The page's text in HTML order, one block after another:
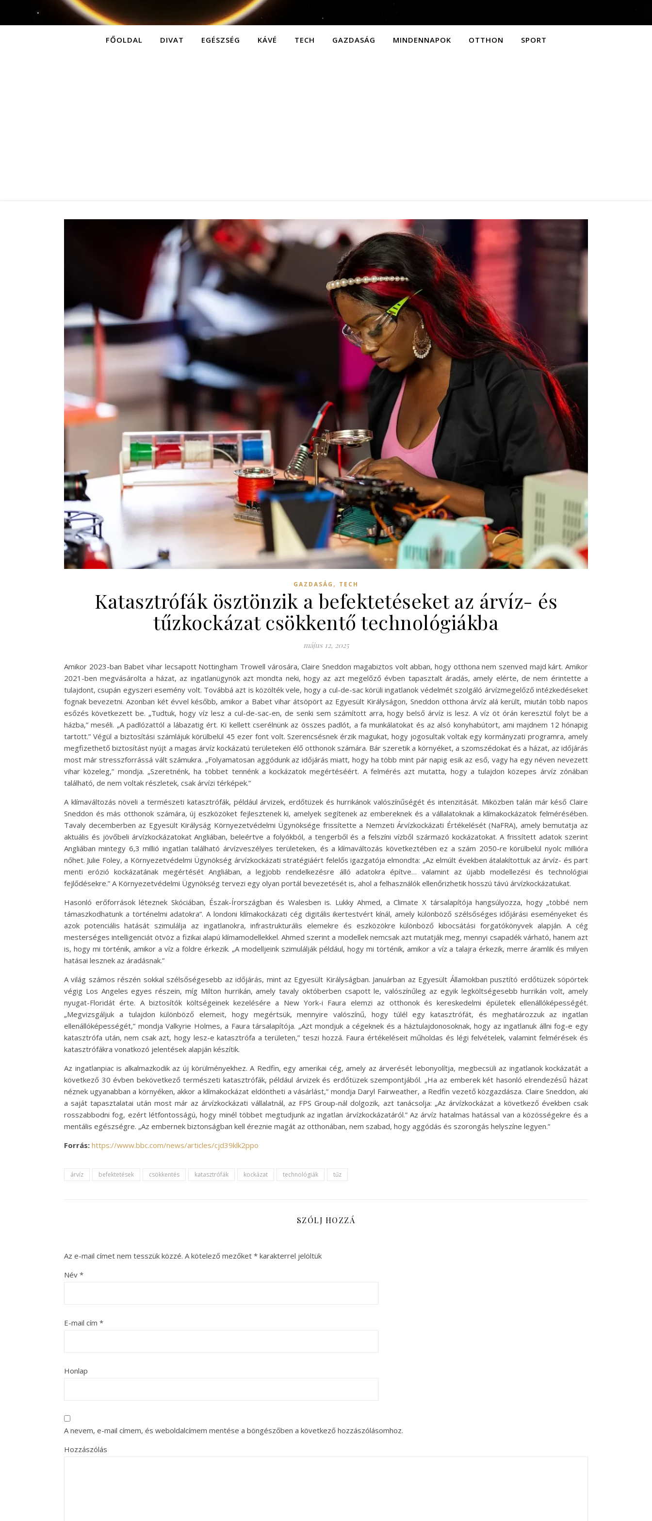
FŐOLDAL DIVAT EGÉSZSÉG KÁVÉ TECH GAZDASÁG MINDENNAPOK OTTHON SPORT
GAZDASÁG , TECH
Katasztrófák ösztönzik a befektetéseket az árvíz- és
tűzkockázat csökkentő technológiákba
május 12, 2025
Amikor 2023-ban Babet vihar lecsapott Nottingham Trowell városára, Claire Sneddon magabiztos volt abban, hogy otthona nem szenved majd kárt. Amikor
2021-ben megvásárolta a házat, az ingatlanügynök azt mondta neki, hogy az azt megelőző évben tapasztalt áradás, amely elérte, de nem érintette a
tulajdont, csupán egyszeri esemény volt. Továbbá azt is közölték vele, hogy a cul-de-sac körüli ingatlanok védelmét szolgáló árvízmegelőző intézkedéseket
fognak bevezetni. Azonban két évvel később, amikor a Babet vihar átsöpört az Egyesült Királyságon, Sneddon otthona árvíz alá került, miután több napos
esőzés következett be. „Tudtuk, hogy víz lesz a cul-de-sac-en, de senki sem számított arra, hogy belső árvíz is lesz. A víz öt órán keresztül folyt be a
házba,” meséli. „A padlózattól a lábazatig ért. Ki kellett cserélnünk az összes padlót, a fa munkálatokat és az alsó konyhabútort, ami majdnem 12 hónapig
tartott.” Végül a biztosítási számlájuk körülbelül 45 ezer font volt. Szerencsésnek érzik magukat, hogy jogosultak voltak egy kormányzati programra, amely
megfizethető biztosítást nyújt a magas árvíz kockázatú területeken élő otthonok számára. Bár szeretik a környéket, a szomszédokat és a házat, az időjárás
most már stresszforrássá vált számukra. „Folyamatosan aggódunk az időjárás miatt, hogy ha több mint pár napig esik az eső, vagy ha egy néven nevezett
vihar közeleg,” mondja. „Szeretnénk, ha többet tennénk a kockázatok megértéséért. A felmérés azt mutatta, hogy a tulajdon közepes árvíz zónában
található, de nem voltak részletek, csak árvízi térképek.”
A klímaváltozás növeli a természeti katasztrófák, például árvizek, erdőtüzek és hurrikánok valószínűségét és intenzitását. Miközben talán már késő Claire
Sneddon és más otthonok számára, új eszközöket fejlesztenek ki, amelyek segítenek az embereknek és a vállalatoknak a klímakockázatok felmérésében.
Tavaly decemberben az Egyesült Királyság Környezetvédelmi Ügynöksége frissítette a Nemzeti Árvízkockázati Értékelését (NaFRA), amely bemutatja az
aktuális és jövőbeli árvízkockázatokat Angliában, beleértve a folyókból, a tengerből és a felszíni vízből származó kockázatokat. A frissített adatok szerint
Angliában mintegy 6,3 millió ingatlan található árvízveszélyes területeken, és a klímaváltozás következtében ez a szám 2050-re körülbelül nyolc millióra
nőhet. Julie Foley, a Környezetvédelmi Ügynökség árvízkockázati stratégiáért felelős igazgatója elmondta: „Az elmúlt években átalakítottuk az árvíz- és part
menti erózió kockázatának megértését Angliában, a legjobb rendelkezésre álló adatokra építve… valamint az újabb modellezési és technológiai
fejlődésekre.” A Környezetvédelmi Ügynökség tervezi egy olyan portál bevezetését is, ahol a felhasználók ellenőrizhetik hosszú távú árvízkockázatukat.
Hasonló erőforrások léteznek Skóciában, Észak-Írországban és Walesben is. Lukky Ahmed, a Climate X társalapítója hangsúlyozza, hogy „többé nem
támaszkodhatunk a történelmi adatokra”. A londoni klímakockázati cég digitális ikertestvért kínál, amely különböző szélsőséges időjárási eseményeket és
azok potenciális hatását szimulálja az ingatlanokra, infrastrukturális elemekre és eszközökre különböző kibocsátási forgatókönyvek alapján. A cég
mesterséges intelligenciát ötvöz a fizikai alapú klímamodellekkel. Ahmed szerint a modellek nemcsak azt mutatják meg, mennyi csapadék várható, hanem azt
is, hogy mi történik, amikor a víz a földre érkezik. „A modelljeink szimulálják például, hogy mi történik, amikor a víz a talajra érkezik, merre áramlik és milyen
hatásai lesznek az áradásnak.”
A világ számos részén sokkal szélsőségesebb az időjárás, mint az Egyesült Királyságban. Januárban az Egyesült Államokban pusztító erdőtüzek söpörtek
végig Los Angeles egyes részein, míg Milton hurrikán, amely tavaly októberben csapott le, valószínűleg az egyik legköltségesebb hurrikán volt, amely
nyugat-Floridát érte. A biztosítók költségeinek kezelésére a New York-i Faura elemzi az otthonok és kereskedelmi épületek ellenállóképességét.
„Megvizsgáljuk a tulajdon különböző elemeit, hogy megértsük, mennyire valószínű, hogy túlél egy katasztrófát, és meghatározzuk az ingatlan
ellenállóképességét,” mondja Valkyrie Holmes, a Faura társalapítója. „Azt mondjuk a cégeknek és a háztulajdonosoknak, hogy az ingatlanuk állni fog-e egy
katasztrófa után, nem csak azt, hogy lesz-e katasztrófa a területen,” teszi hozzá. Faura értékeléseit műholdas és légi felvételek, valamint felmérések és
katasztrófákra vonatkozó jelentések alapján készítik.
Az ingatlanpiac is alkalmazkodik az új körülményekhez. A Redfin, egy amerikai cég, amely az árverését lebonyolítja, megbecsüli az ingatlanok kockázatát a
következő 30 évben bekövetkező természeti katasztrófák, például árvizek és erdőtüzek szempontjából. „Ha az emberek két hasonló elrendezésű házat
néznek ugyanabban a környéken, akkor a klímakockázat eldöntheti a vásárlást,” mondja Daryl Fairweather, a Redfin vezető közgazdásza. Claire Sneddon, aki
a saját tapasztalatai után most már az árvízkockázati vállalatnál, az FPS Group-nál dolgozik, azt tanácsolja: „Az árvízkockázat a következő években csak
rosszabbodni fog, ezért létfontosságú, hogy minél többet megtudjunk az ingatlan árvízkockázatáról.” Az árvíz hatalmas hatással van a közösségekre és a
mentális egészségre. „Az embernek biztonságban kell éreznie magát az otthonában, nem szabad, hogy aggódás és szorongás helyszíne legyen.”
Forrás: https://www.bbc.com/news/articles/cjd39klk2ppo
árvíz befektetések csökkentés katasztrófák kockázat technológiák tűz
SZÓLJ HOZZÁ
Az e-mail címet nem tesszük közzé. A kötelező mezőket * karakterrel jelöltük
Név *
E-mail cím *
Honlap
A nevem, e-mail címem, és weboldalcímem mentése a böngészőben a következő hozzászólásomhoz.
Hozzászólás